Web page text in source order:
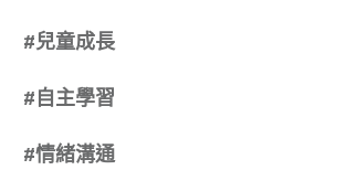
#兒童成長
#自主學習
#情緒溝通